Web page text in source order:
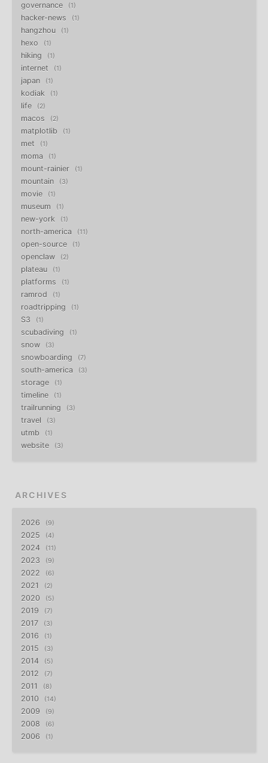
governance 1
hacker-news 1
hangzhou 1
hexo 1
hiking 1
internet 1
japan 1
kodiak 1
life 2
macos 2
matplotlib 1
met 1
moma 1
mount-rainier 1
mountain 3
movie 1
museum 1
new-york 1
north-america 11
open-source 1
openclaw 2
plateau 1
platforms 1
ramrod 1
roadtripping 1
S3 1
scubadiving 1
snow 3
snowboarding 7
south-america 3
storage 1
timeline 1
trailrunning 3
travel 3
utmb 1
website 3
ARCHIVES
2026 9
2025 4
2024 11
2023 9
2022 6
2021 2
2020 5
2019 7
2017 3
2016 1
2015 3
2014 5
2012 7
2011 8
2010 14
2009 9
2008 6
2006 1